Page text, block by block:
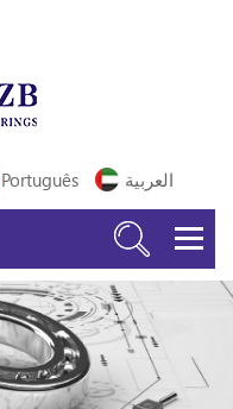
Português العربية